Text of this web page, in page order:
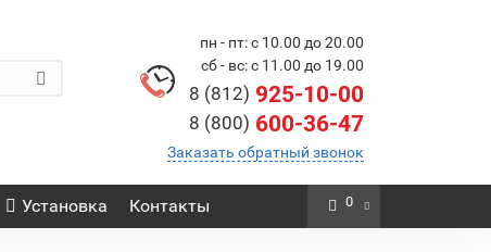
пн - пт: с 10.00 до 20.00
сб - вс: с 11.00 до 19.00
8 (812) 925-10-00
8 (800) 600-36-47
Заказать обратный звонок
Установка Контакты 0